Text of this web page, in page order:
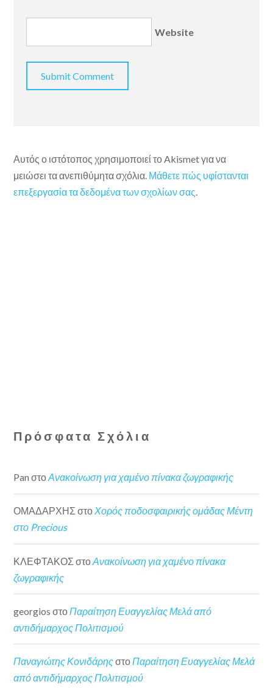
Website
Αυτός ο ιστότοπος χρησιμοποιεί το Akismet για να
μειώσει τα ανεπιθύμητα σχόλια. Μάθετε πώς υφίστανται
επεξεργασία τα δεδομένα των σχολίων σας.
Πρόσφατα Σχόλια
Pan στοΑνακοίνωση για χαμένο πίνακα ζωγραφικής
ΟΜΑΔΑΡΧΗΣ στοΧορός ποδοσφαιρικής ομάδας Μέντη
στο Precious
ΚΛΕΦΤΑΚΟΣ στοΑνακοίνωση για χαμένο πίνακα
ζωγραφικής
georgios στο Παραίτηση Ευαγγελίας Μελά από
αντιδήμαρχος Πολιτισμού
Παναγιώτης ΚονιδάρηςστοΠαραίτηση Ευαγγελίας Μελά
από αντιδήμαρχος Πολιτισμού